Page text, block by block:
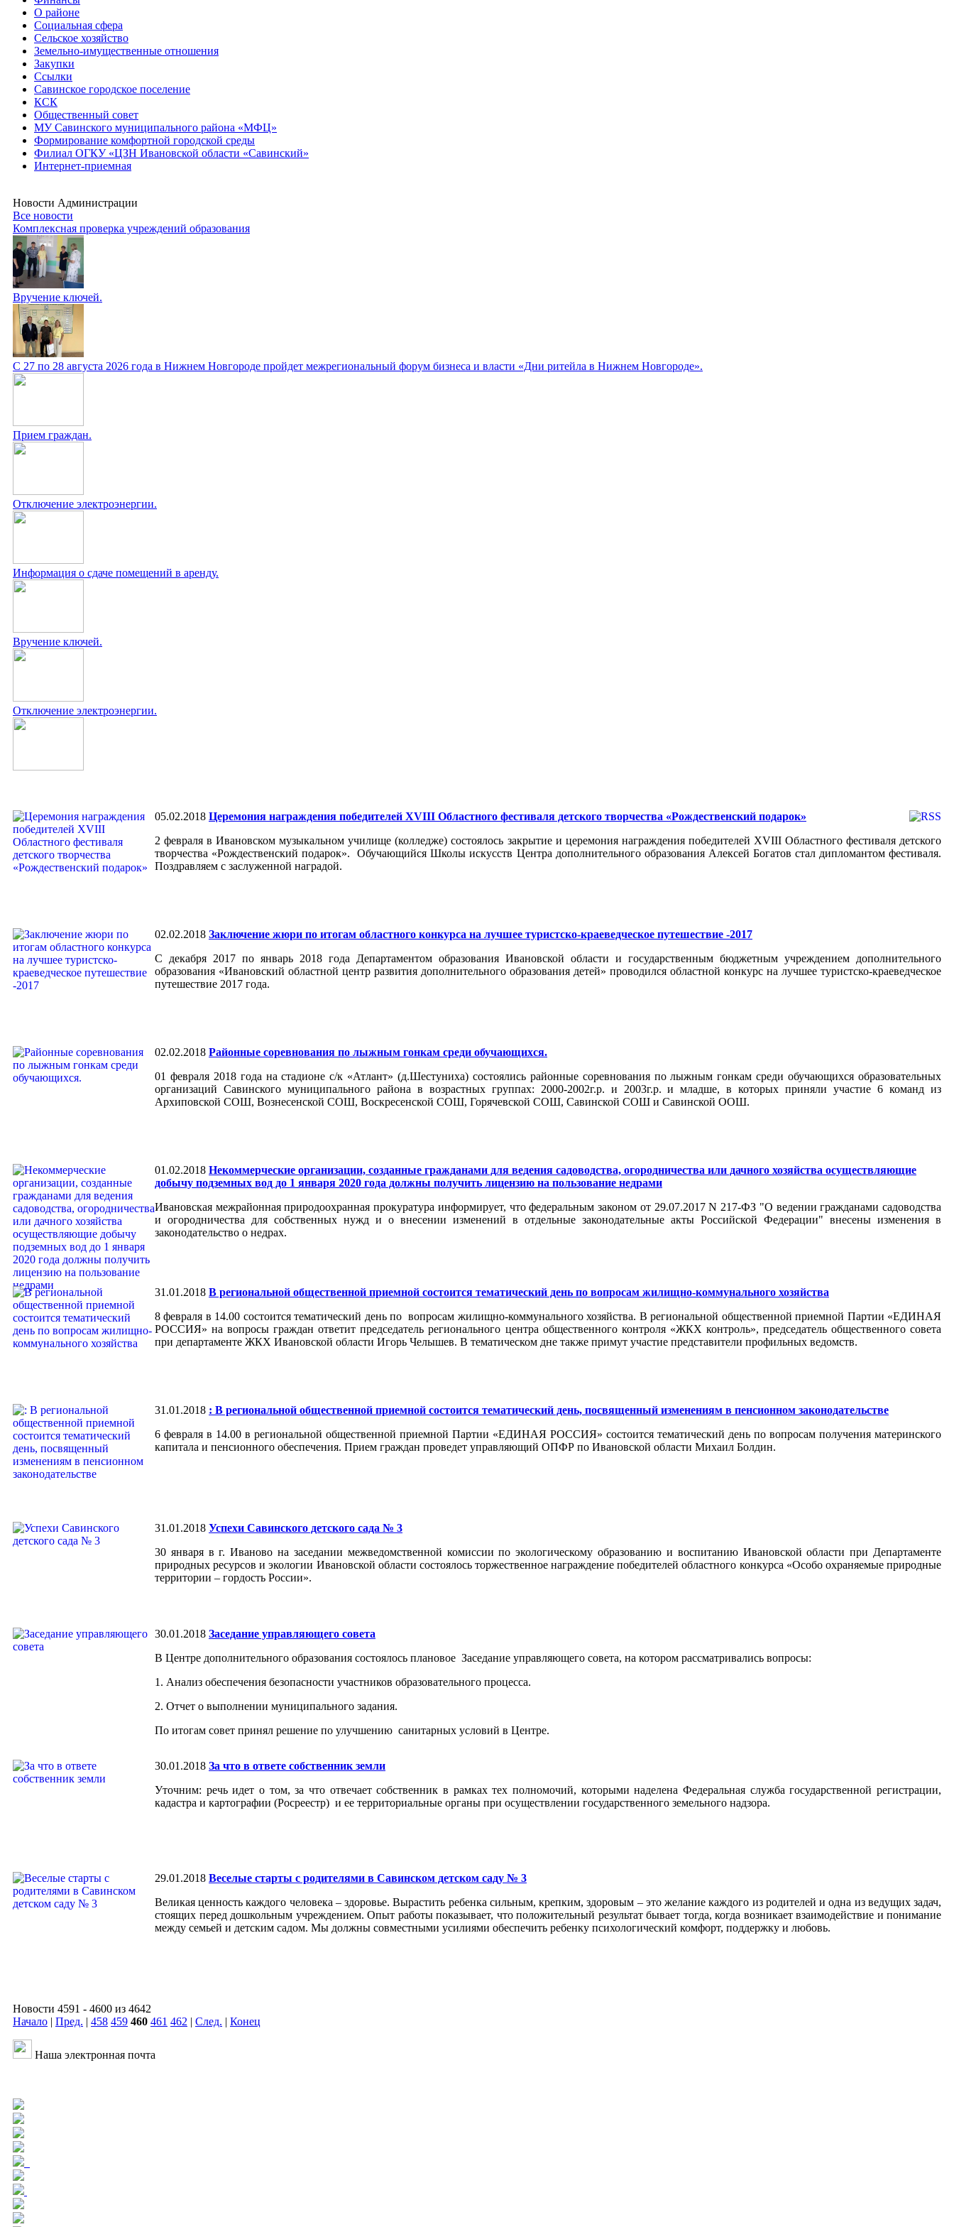
О районе
Социальная сфера
Сельское хозяйство
Земельно-имущественные отношения
Закупки
Ссылки
Савинское городское поселение
КСК
Общественный совет
МУ Савинского муниципального района «МФЦ»
Формирование комфортной городской среды
Филиал ОГКУ «ЦЗН Ивановской области «Савинский»
Интернет-приемная
Новости Администрации
Все новости
Комплексная проверка учреждений образования
Вручение ключей.
С 27 по 28 августа 2026 года в Нижнем Новгороде пройдет межрегиональный форум бизнеса и власти «Дни ритейла в Нижнем Новгороде».
Прием граждан.
Отключение электроэнергии.
Информация о сдаче помещений в аренду.
Вручение ключей.
Отключение электроэнергии.
05.02.2018 Церемония награждения победителей XVIII Областного фестиваля детского творчества «Рождественский подарок»
2 февраля в Ивановском музыкальном училище (колледже) состоялось закрытие и церемония награждения победителей XVIII Областного фестиваля детского
творчества «Рождественский подарок». Обучающийся Школы искусств Центра дополнительного образования Алексей Богатов стал дипломантом фестиваля.
Поздравляем с заслуженной наградой.
02.02.2018 Заключение жюри по итогам областного конкурса на лучшее туристско-краеведческое путешествие -2017
С декабря 2017 по январь 2018 года Департаментом образования Ивановской области и государственным бюджетным учреждением дополнительного
образования «Ивановский областной центр развития дополнительного образования детей» проводился областной конкурс на лучшее туристско-краеведческое
путешествие 2017 года.
02.02.2018 Районные соревнования по лыжным гонкам среди обучающихся.
01 февраля 2018 года на стадионе с/к «Атлант» (д.Шестуниха) состоялись районные соревнования по лыжным гонкам среди обучающихся образовательных
организаций Савинского муниципального района в возрастных группах: 2000-2002г.р. и 2003г.р. и младше, в которых приняли участие 6 команд из
Архиповской СОШ, Вознесенской СОШ, Воскресенской СОШ, Горячевской СОШ, Савинской СОШ и Савинской ООШ.
01.02.2018 Некоммерческие организации, созданные гражданами для ведения садоводства, огородничества или дачного хозяйства осуществляющие
добычу подземных вод до 1 января 2020 года должны получить лицензию на пользование недрами
Ивановская межрайонная природоохранная прокуратура информирует, что федеральным законом от 29.07.2017 N 217-ФЗ "О ведении гражданами садоводства
и огородничества для собственных нужд и о внесении изменений в отдельные законодательные акты Российской Федерации" внесены изменения в
законодательство о недрах.
31.01.2018 В региональной общественной приемной состоится тематический день по вопросам жилищно-коммунального хозяйства
8 февраля в 14.00 состоится тематический день по вопросам жилищно-коммунального хозяйства. В региональной общественной приемной Партии «ЕДИНАЯ
РОССИЯ» на вопросы граждан ответит председатель регионального центра общественного контроля «ЖКХ контроль», председатель общественного совета
при департаменте ЖКХ Ивановской области Игорь Челышев. В тематическом дне также примут участие представители профильных ведомств.
31.01.2018 : В региональной общественной приемной состоится тематический день, посвященный изменениям в пенсионном законодательстве
6 февраля в 14.00 в региональной общественной приемной Партии «ЕДИНАЯ РОССИЯ» состоится тематический день по вопросам получения материнского
капитала и пенсионного обеспечения. Прием граждан проведет управляющий ОПФР по Ивановской области Михаил Болдин.
31.01.2018 Успехи Савинского детского сада № 3
30 января в г. Иваново на заседании межведомственной комиссии по экологическому образованию и воспитанию Ивановской области при Департаменте
природных ресурсов и экологии Ивановской области состоялось торжественное награждение победителей областного конкурса «Особо охраняемые природные
территории – гордость России».
30.01.2018 Заседание управляющего совета
В Центре дополнительного образования состоялось плановое Заседание управляющего совета, на котором рассматривались вопросы:
1. Анализ обеспечения безопасности участников образовательного процесса.
2. Отчет о выполнении муниципального задания.
По итогам совет принял решение по улучшению санитарных условий в Центре.
30.01.2018 За что в ответе собственник земли
Уточним: речь идет о том, за что отвечает собственник в рамках тех полномочий, которыми наделена Федеральная служба государственной регистрации,
кадастра и картографии (Росреестр) и ее территориальные органы при осуществлении государственного земельного надзора.
29.01.2018 Веселые старты с родителями в Савинском детском саду № 3
Великая ценность каждого человека – здоровье. Вырастить ребенка сильным, крепким, здоровым – это желание каждого из родителей и одна из ведущих задач,
стоящих перед дошкольным учреждением. Опыт работы показывает, что положительный результат бывает тогда, когда возникает взаимодействие и понимание
между семьей и детским садом. Мы должны совместными усилиями обеспечить ребенку психологический комфорт, поддержку и любовь.
Новости 4591 - 4600 из 4642
Начало | Пред. | 458 459 460 461 462 | След. | Конец
Наша электронная почта